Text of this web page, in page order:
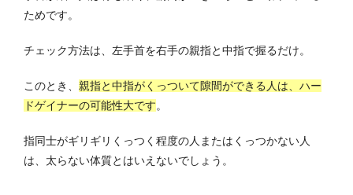
ためです。
チェック方法は、左手首を右手の親指と中指で握るだけ。
このとき、 親指と中指がくっついて隙間ができる人は、ハー
ドゲイナーの可能性大です。
指同士がギリギリくっつく程度の人またはくっつかない人
は、太らない体質とはいえないでしょう。